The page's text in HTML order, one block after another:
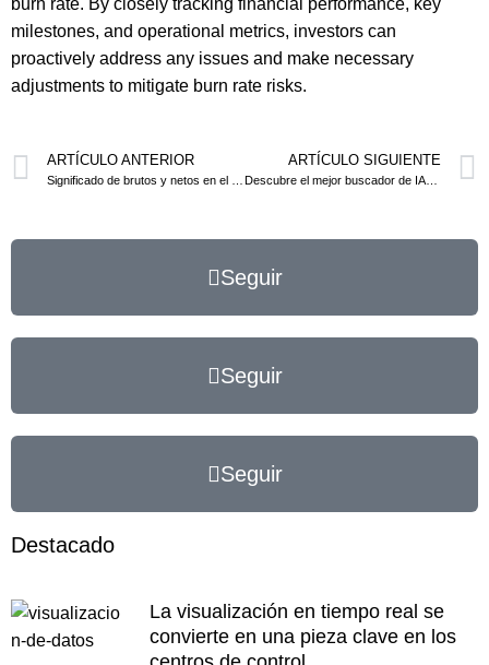
burn rate. By closely tracking financial performance, key
milestones, and operational metrics, investors can
proactively address any issues and make necessary
adjustments to mitigate burn rate risks.
ARTÍCULO ANTERIOR ARTÍCULO SIGUIENTE
Descubre el mejor buscador de IAE para tu actividad económica
Seguir
Seguir
Seguir
Destacado
La visualización en tiempo real se
convierte en una pieza clave en los